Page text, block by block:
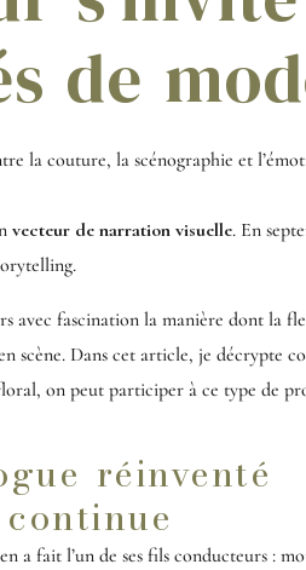
de
la couture, la scénographie et
vecteur de narration visuelle. En
avec fascination la manière dont la
scène. Dans cet article, je décrypte
on peut participer à ce type de
réinventé
a fait l’un de ses fils conducteurs :